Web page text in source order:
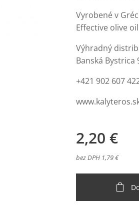
Vyrobené v
Effective olive
Výhradný
Banská Bystrica
+421 902 607
2,20 €
bez DPH 1,79 €